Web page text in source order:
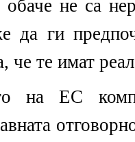
обаче не са
да ги
че те имат
на ЕС